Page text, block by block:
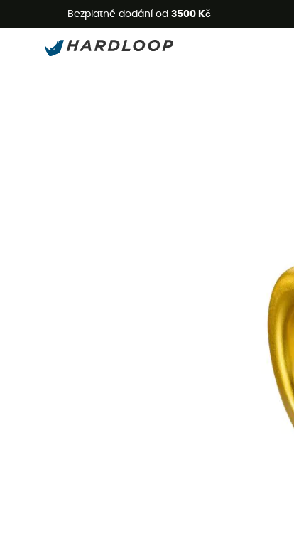
Bezplatné dodání od 3500 Kč